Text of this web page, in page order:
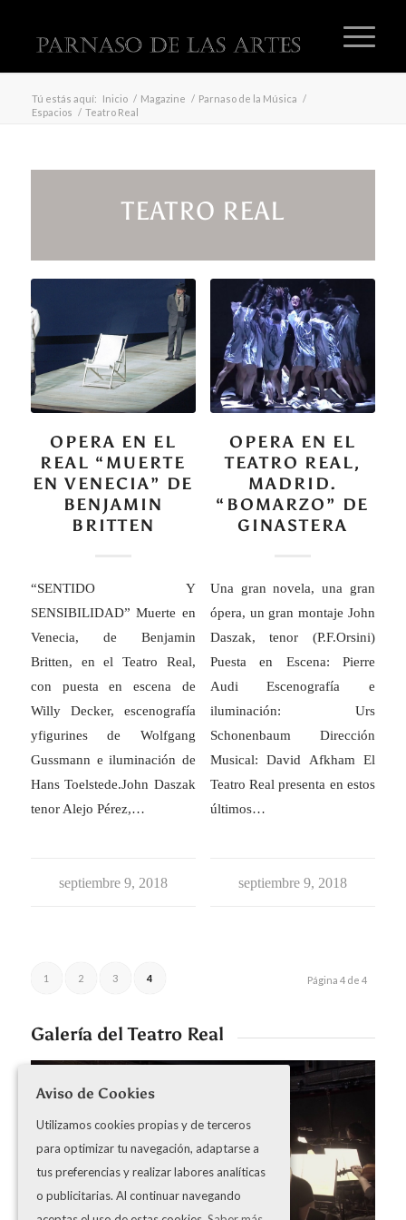
Tú estás aquí: Inicio / Magazine / Parnaso de la Música /
Espacios / Teatro Real
TEATRO REAL
OPERA EN EL
REAL “MUERTE
EN VENECIA” DE
BENJAMIN
BRITTEN
“SENTIDO Y
SENSIBILIDAD” Muerte en
Venecia, de Benjamin
Britten, en el Teatro Real,
con puesta en escena de
Willy Decker, escenografía
yfigurines de Wolfgang
Gussmann e iluminación de
Hans Toelstede.John Daszak
tenor Alejo Pérez,…
septiembre 9, 2018
OPERA EN EL
TEATRO REAL,
MADRID.
“BOMARZO” DE
GINASTERA
Una gran novela, una gran
ópera, un gran montaje John
Daszak, tenor (P.F.Orsini)
Puesta en Escena: Pierre
Audi Escenografía e
iluminación: Urs
Schonenbaum Dirección
Musical: David Afkham El
Teatro Real presenta en estos
últimos…
septiembre 9, 2018
Página 4 de 4
1 2 3 4
Galería del Teatro Real
Aviso de Cookies
Utilizamos cookies propias y de terceros
para optimizar tu navegación, adaptarse a
tus preferencias y realizar labores analíticas
o publicitarias. Al continuar navegando